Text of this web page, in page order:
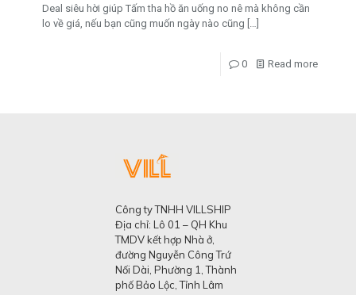
Deal siêu hời giúp Tấm tha hồ ăn uống no nê mà không cần
lo về giá, nếu bạn cũng muốn ngày nào cũng
0 Read more
Công ty TNHH VILLSHIP
Địa chỉ: Lô 01 – QH Khu
TMDV kết hợp Nhà ở,
đường Nguyễn Công Trứ
Nối Dài, Phường 1, Thành
phố Bảo Lộc, Tỉnh Lâm